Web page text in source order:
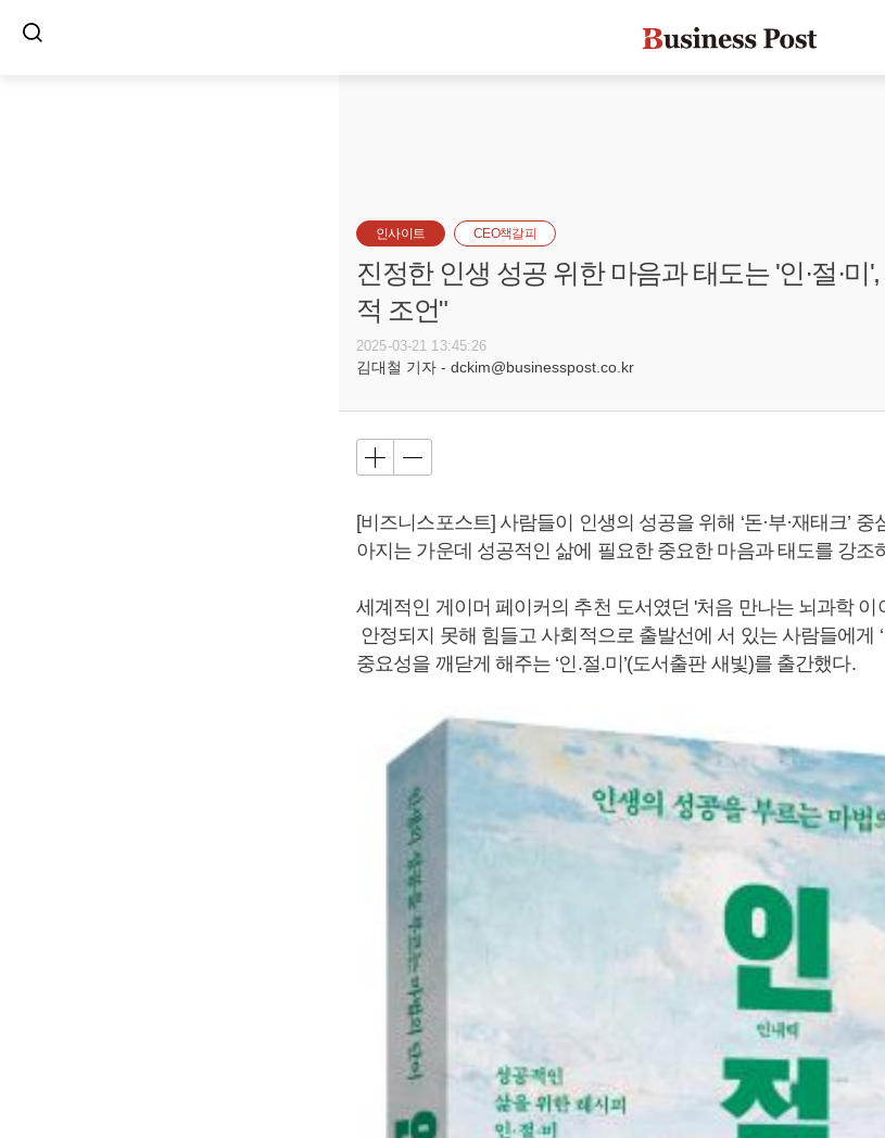
인사이트 CEO책갈피
진정한 인생 성공 위한 마음과 태도는 '인·절·미
적 조언"
2025-03-21 13:45:26
김대철 기자 - dckim@businesspost.co.kr
[비즈니스포스트] 사람들이 인생의 성공을 위해 ‘돈·부·재태크’
아지는 가운데 성공적인 삶에 필요한 중요한 마음과 태도를 강조
세계적인 게이머 페이커의 추천 도서였던 '처음 만나는 뇌과학
안정되지 못해 힘들고 사회적으로 출발선에 서 있는 사람들에게 ‘인
중요성을 깨닫게 해주는 ‘인.절.미’(도서출판 새빛)를 출간했다.